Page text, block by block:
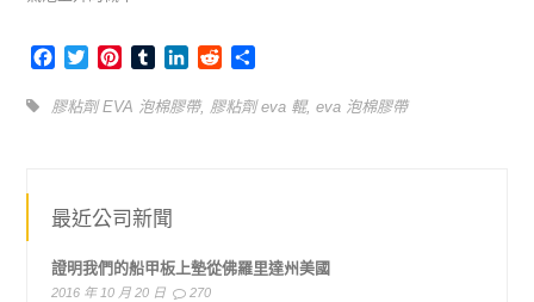
Facebook
TwitterPinterestTumblrLinkedInReddit
膠粘劑 EVA 泡棉膠帶, 膠粘劑 eva 輥,eva 泡棉膠帶
最近公司新聞
證明我們的船甲板上墊從佛羅里達州美國
2016 年 10 月 20 日 270